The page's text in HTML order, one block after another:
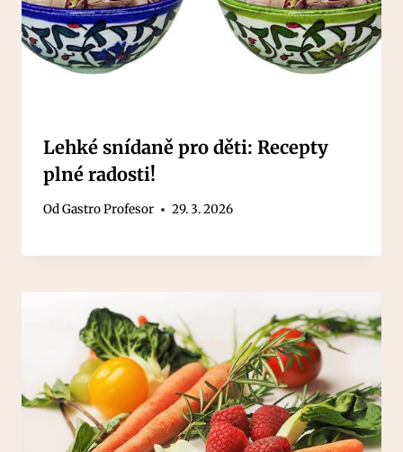
Lehké snídaně pro děti: Recepty
plné radosti!
OdGastro Profesor 29. 3. 2026